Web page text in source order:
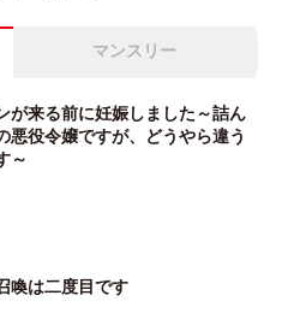
マンスリー
が来る前に妊娠しました～詰ん
悪役令嬢ですが、どうやら違う
～
喚は二度目です